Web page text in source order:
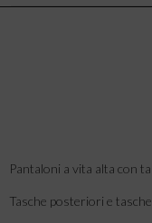
Pantaloni a vita alta con
Tasche posteriori e tasche